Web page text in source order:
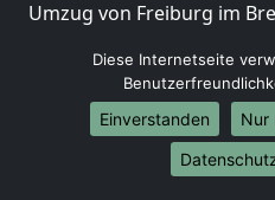
Umzug von Freiburg im
Umzüge-
Umzug von Freiburg im
Umzug von Freiburg im
Umzug von Freiburg im
Diese Internetseite
Einverstanden
Nur